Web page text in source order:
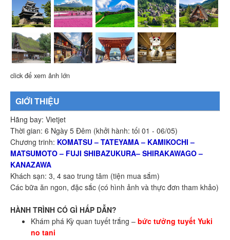
click để xem ảnh lớn
GIỚI THIỆU
Hãng bay: Vietjet
Thời gian: 6 Ngày 5 Đêm (khởi hành: tối 01 - 06/05)
Chương trinh: KOMATSU – TATEYAMA – KAMIKOCHI –
MATSUMOTO – FUJI SHIBAZUKURA– SHIRAKAWAGO –
KANAZAWA
Khách sạn: 3, 4 sao trung tâm (tiện mua sắm)
Các bữa ăn ngon, đặc sắc (có hình ảnh và thực đơn tham khảo)
HÀNH TRÌNH CÓ GÌ HẤP DẪN?
Khám phá Kỳ quan tuyết trắng – bức tưởng tuyết Yuki
no tani